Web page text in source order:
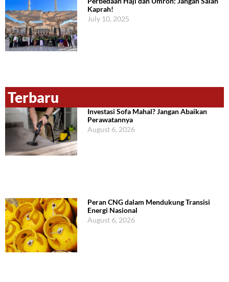
Kaprah!
July 10, 2025
Terbaru
Investasi Sofa Mahal? Jangan Abaikan
Perawatannya
August 6, 2026
Peran CNG dalam Mendukung Transisi
Energi Nasional
August 6, 2026